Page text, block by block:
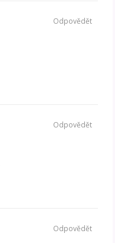
Odpovědět
Odpovědět
Odpovědět